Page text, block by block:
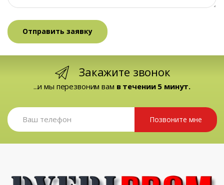
Закажите звонок
...и мы перезвоним вам в течении 5 минут.
Позвоните мне